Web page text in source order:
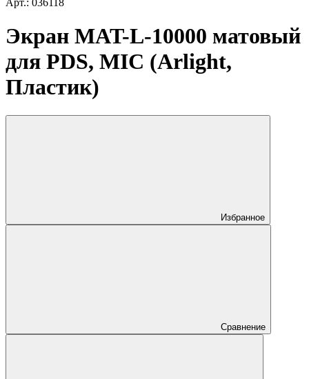
Арт.: 036118
Экран MAT-L-10000 матовый
для PDS, MIC (Arlight,
Пластик)
Избранное
Сравнение